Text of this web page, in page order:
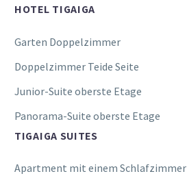
HOTEL TIGAIGA
Garten Doppelzimmer
Doppelzimmer Teide Seite
Junior-Suite oberste Etage
Panorama-Suite oberste Etage
TIGAIGA SUITES
Apartment mit einem Schlafzimmer